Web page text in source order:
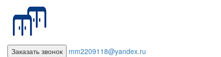
Заказать звонок
mm2209118@yandex.ru